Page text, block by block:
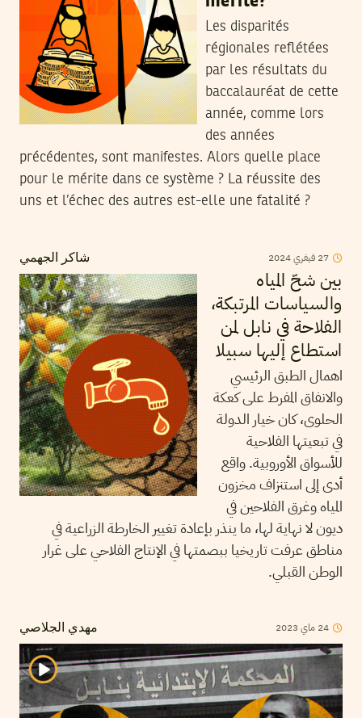
Les disparités
régionales reflétées
par les résultats du
baccalauréat de cette
année, comme lors
des années
précédentes, sont manifestes. Alors quelle place
pour le mérite dans ce système ? La réussite des
uns et l’échec des autres est-elle une fatalité ?
شاكر الجهمي 27 فيفري2024
بين شحّ المياه
والسياسات المرتبكة،
الفلاحة في نابل لمن
استطاع إليها سبيلا
اهمال الطبق الرئيسي
والانفاق المفرط على كعكة
الحلوى، كان خيار الدولة
في تبعيتها الفلاحية
للأسواق الأوروبية. واقع
أدى إلى استنزاف مخزون
المياه وغرق الفلاحين في
ديون لا نهاية لها، ما ينذر بإعادة تغيير الخارطة الزراعية في
مناطق عرفت تاريخيا ببصمتها في الإنتاج الفلاحي على غرار
الوطن القبلي.
مهدي الجلاصي 24 ماي 2023